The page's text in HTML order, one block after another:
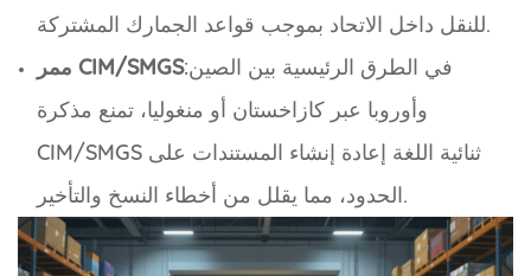
للنقل داخل الاتحاد بموجب قواعد الجمارك المشتركة.
ممر CIM/SMGS:في الطرق الرئيسية بين الصين
وأوروبا عبر كازاخستان أو منغوليا، تمنع مذكرة
CIM/SMGS ثنائية اللغة إعادة إنشاء المستندات على
الحدود، مما يقلل من أخطاء النسخ والتأخير.